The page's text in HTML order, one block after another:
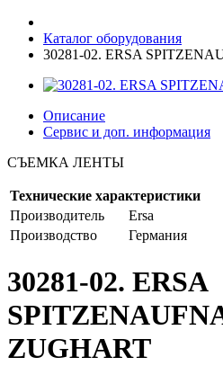
Каталог оборудования
30281-02. ERSA
Описание
Сервис и доп. информация
СЪЕМКА ЛЕНТЫ
Технические характеристики
Производитель
Ersa
Производство
Германия
30281-02. ERSA
ZUGHART